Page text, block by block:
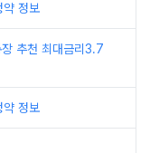
약 정보
추천 최대금리3.7
약 정보